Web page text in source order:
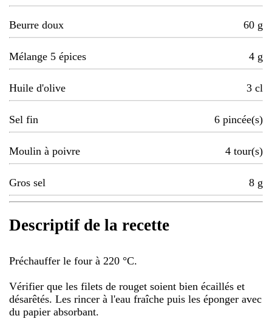
Beurre doux 60 g
Mélange 5 épices 4 g
Huile d'olive 3 cl
Sel fin 6 pincée(s)
Moulin à poivre 4 tour(s)
Gros sel 8 g
Descriptif de la recette
Préchauffer le four à 220 °C.
Vérifier que les filets de rouget soient bien écaillés et
désarêtés. Les rincer à l'eau fraîche puis les éponger avec
du papier absorbant.